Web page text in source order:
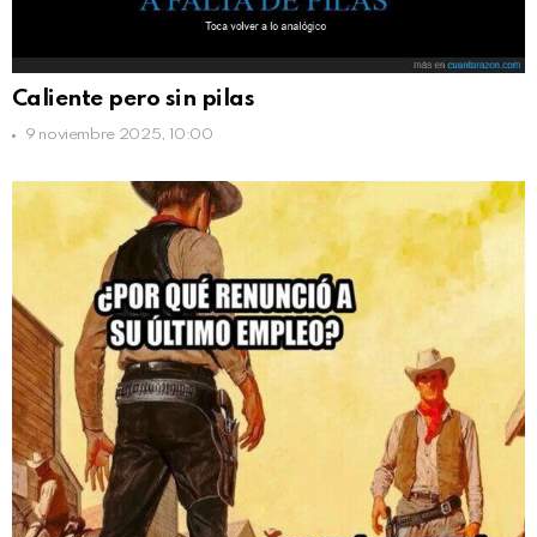
Caliente pero sin pilas
9 noviembre 2025, 10:00